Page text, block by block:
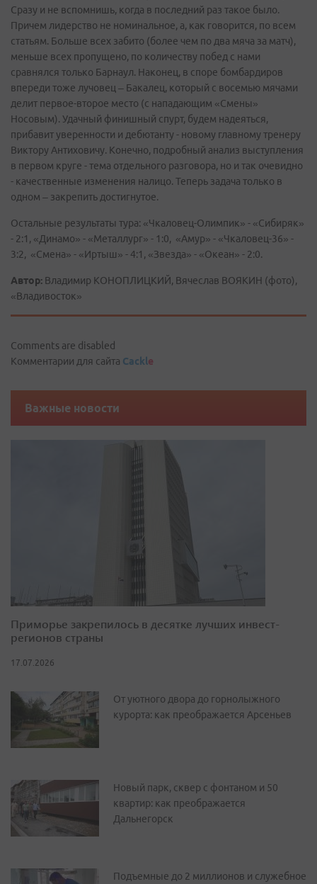
Сразу и не вспомнишь, когда в последний раз такое было.
Причем лидерство не номинальное, а, как говорится, по всем
статьям. Больше всех забито (более чем по два мяча за матч),
меньше всех пропущено, по количеству побед с нами
сравнялся только Барнаул. Наконец, в споре бомбардиров
впереди тоже лучовец – Бакалец, который с восемью мячами
делит первое-второе место (с нападающим «Смены»
Носовым). Удачный финишный спурт, будем надеяться,
прибавит уверенности и дебютанту - новому главному тренеру
Виктору Антиховичу. Конечно, подробный анализ выступления
в первом круге - тема отдельного разговора, но и так очевидно
- качественные изменения налицо. Теперь задача только в
одном – закрепить достигнутое.
Остальные результаты тура: «Чкаловец-Олимпик» - «Сибиряк»
- 2:1, «Динамо» - «Металлург» - 1:0, «Амур» - «Чкаловец-36» -
3:2, «Смена» - «Иртыш» - 4:1, «Звезда» - «Океан» - 2:0.
Автор: Владимир КОНОПЛИЦКИЙ, Вячеслав ВОЯКИН (фото),
«Владивосток»
Comments are disabled
Комментарии для сайта Cackle
Важные новости
Приморье закрепилось в десятке лучших инвест-
регионов страны
17.07.2026
От уютного двора до горнолыжного
курорта: как преображается Арсеньев
Новый парк, сквер с фонтаном и 50
квартир: как преображается
Дальнегорск
Подъемные до 2 миллионов и служебное